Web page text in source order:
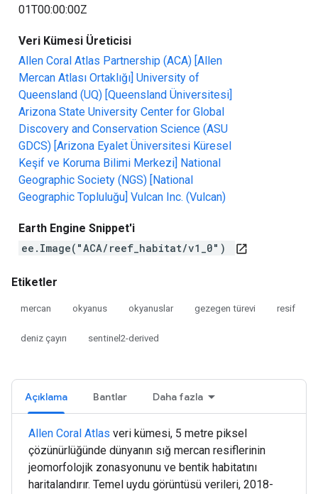
01T00:00:00Z
Veri Kümesi Üreticisi
Allen Coral Atlas Partnership (ACA) [Allen
Mercan Atlası Ortaklığı] University of
Queensland (UQ) [Queensland Üniversitesi]
Arizona State University Center for Global
Discovery and Conservation Science (ASU
GDCS) [Arizona Eyalet Üniversitesi Küresel
Keşif ve Koruma Bilimi Merkezi] National
Geographic Society (NGS) [National
Geographic Topluluğu] Vulcan Inc. (Vulcan)
Earth Engine Snippet'i
ee.Image("ACA/reef_habitat/v1_0")
open_in_new
Etiketler
mercan okyanus okyanuslar gezegen türevi resif
deniz çayırı sentinel2-derived
Açıklama Bantlar Daha fazla
Allen Coral Atlas veri kümesi, 5 metre piksel
çözünürlüğünde dünyanın sığ mercan resiflerinin
jeomorfolojik zonasyonunu ve bentik habitatını
haritalandırır. Temel uydu görüntüsü verileri, 2018-